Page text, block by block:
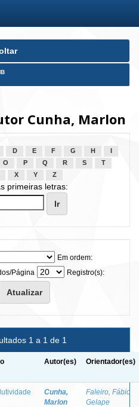
Cunha, Marlon
D E F G H
O P Q R S
T
X Y Z
primeiras letras:
Em ordem:
Página
Registro(s):
1 a 1 de 1
Autor(es) Orientador(es)
Cunha,
Marlon
Faleiro, Fábio
Gelape